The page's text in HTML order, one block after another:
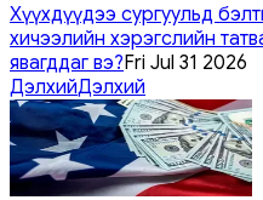
Хүүхдүүдээ сургуульд
хичээлийн хэрэгслийн
явагддаг вэ?Fri Jul 31 2026
ДэлхийДэлхий